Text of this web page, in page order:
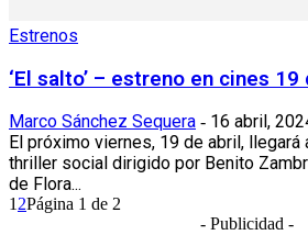
Estrenos
‘El salto’ – estreno en cines 19
Marco Sánchez Sequera - 16 abril,
El próximo viernes, 19 de abril,
thriller social dirigido por Benito
de Flora...
1 2Página 1 de 2
- Publicidad -